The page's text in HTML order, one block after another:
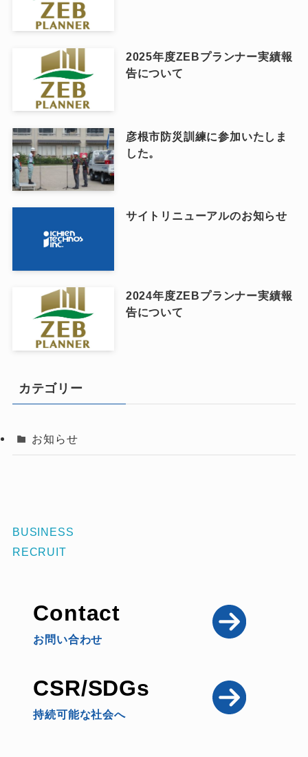
2025年度ZEBプランナー実績報
告について
彦根市防災訓練に参加いたしま
した。
サイトリニューアルのお知らせ
2024年度ZEBプランナー実績報
告について
カテゴリー
お知らせ
BUSINESS
RECRUIT
Contact
お問い合わせ
CSR/SDGs
持続可能な社会へ